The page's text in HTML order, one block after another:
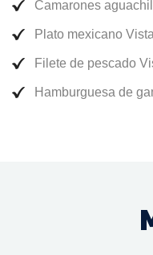
Camarones
Plato mexicano
Filete de pescado
Hamburguesa de